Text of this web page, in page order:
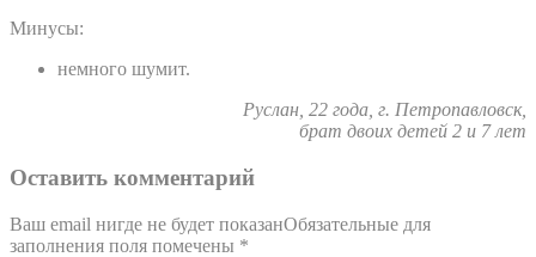
Минусы:
немного шумит.
Руслан, 22 года, г. Петропавловск,
брат двоих детей 2 и 7 лет
Оставить комментарий
Ваш email нигде не будет показанОбязательные для
заполнения поля помечены *